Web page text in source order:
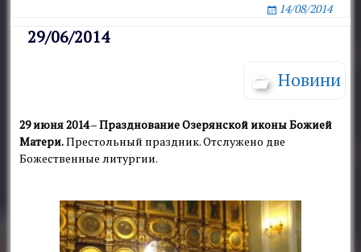
14/08/2014
29/06/2014
Новини
29 июня 2014–Празднование Озерянской иконы Божией
Матери.Престольный праздник. Отслужено две
Божественные литургии.